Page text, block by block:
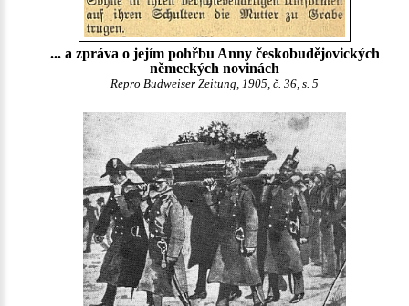
... a zpráva o jejím pohřbu Anny českobudějovických
německých novinách
Repro Budweiser Zeitung, 1905, č. 36, s. 5